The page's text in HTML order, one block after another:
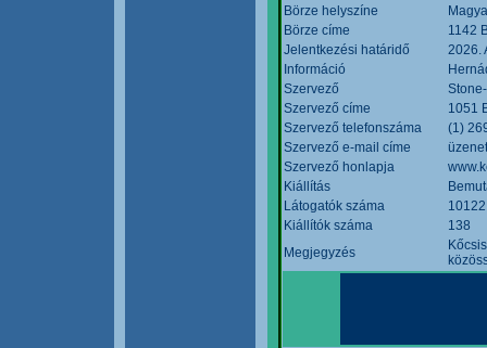
Börze helyszíne
Börze címe
1142
Jelentkezési határidő
2026.
Információ
Szervező
Szervező címe
1051
Szervező telefonszáma
(1)
Szervező e-mail címe
Szervező honlapja
Kiállítás
Látogatók száma
10122
Kiállítók száma
138
Megjegyzés